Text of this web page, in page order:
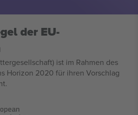
der EU-
ist im Rahmen des
Horizon 2020 für ihren Vorschlag